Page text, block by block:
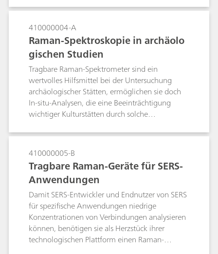
der Moleküle sind. Die Raman-Technologie ist
ein wertvolles Werkzeug zur Unterscheidung
verschiedener Polymorphe. Beispiele für
tragbare Raman-Spektroskopie zur
Identifizierung von Polymorphen und zur
Überwachung des polymorphen Übergangs von
Zitronensäure und ihrer hydratisierten Form
werden vorgestellt.
410000004-A
Raman-Spektroskopie in archäolo
gischen Studien
Tragbare Raman-Spektrometer sind ein
wertvolles Hilfsmittel bei der Untersuchung
archäologischer Stätten, ermöglichen sie doch
In-situ-Analysen, die eine Beeinträchtigung
wichtiger Kulturstätten durch solche
410000005-B
Tragbare Raman-Geräte für SERS-
Anwendungen
Damit SERS-Entwickler und Endnutzer von SERS
für spezifische Anwendungen niedrige
Konzentrationen von Verbindungen analysieren
können, benötigen sie als Herzstück ihrer
technologischen Plattform einen Raman-